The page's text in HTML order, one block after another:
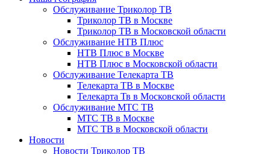
Обслуживание Триколор ТВ
Триколор ТВ в Москве
Триколор ТВ в Московской области
Обслуживание НТВ Плюс
НТВ Плюс в Москве
НТВ Плюс в Московской области
Обслуживание Телекарта ТВ
Телекарта ТВ в Москве
Телекарта Тв в Московской области
Обслуживание МТС ТВ
МТС ТВ в Москве
МТС ТВ в Московской области
Новости
Новости Триколор ТВ